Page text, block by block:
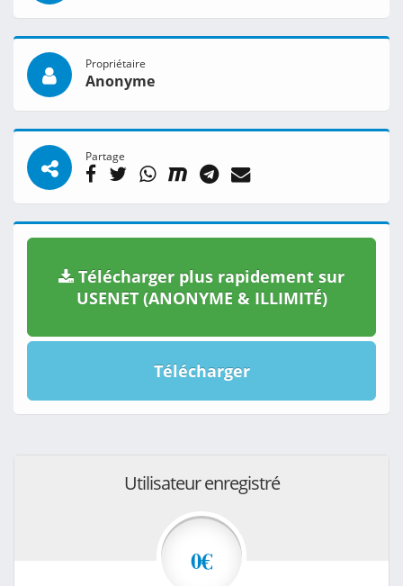
Propriétaire
Anonyme
Partage
Télécharger plus rapidement sur
USENET (ANONYME & ILLIMITÉ)
Télécharger
Utilisateur enregistré
0€